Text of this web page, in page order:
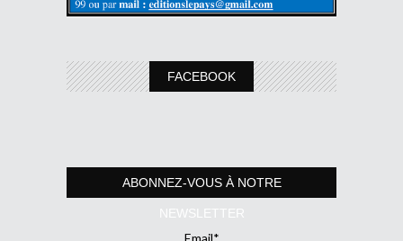
FACEBOOK
ABONNEZ-VOUS À NOTRE
NEWSLETTER
Email*